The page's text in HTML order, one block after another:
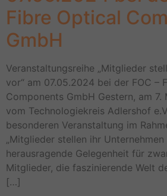
Fibre Optical
GmbH
Veranstaltungsreihe „Mitglieder
vor“ am 07.05.2024 bei der FOC –
Components GmbH Gestern, am
vom Technologiekreis Adlershof
besonderen Veranstaltung im
„Mitglieder stellen ihr Unternehmen
herausragende Gelegenheit für
Mitglieder, die faszinierende Welt
[…]